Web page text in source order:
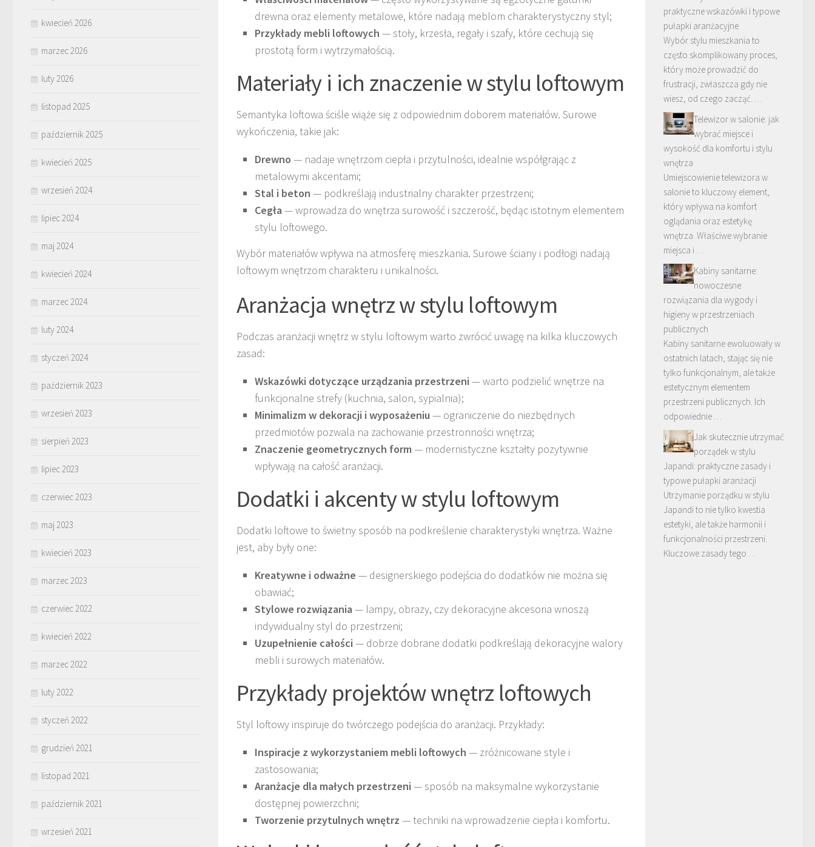
drewna oraz elementy metalowe, które nadają meblom charakterystyczny styl;
Przykłady mebli loftowych — stoły, krzesła, regały i szafy, które cechują się
prostotą form i wytrzymałością.
Materiały i ich znaczenie w stylu loftowym
Semantyka loftowa ściśle wiąże się z odpowiednim doborem materiałów. Surowe
wykończenia, takie jak:
Drewno — nadaje wnętrzom ciepła i przytulności, idealnie współgrając z
metalowymi akcentami;
Stal i beton — podkreślają industrialny charakter przestrzeni;
Cegła — wprowadza do wnętrza surowość i szczerość, będąc istotnym elementem
stylu loftowego.
Wybór materiałów wpływa na atmosferę mieszkania. Surowe ściany i podłogi nadają
loftowym wnętrzom charakteru i unikalności.
Aranżacja wnętrz w stylu loftowym
Podczas aranżacji wnętrz w stylu loftowym warto zwrócić uwagę na kilka kluczowych
zasad:
Wskazówki dotyczące urządzania przestrzeni — warto podzielić wnętrze na
funkcjonalne strefy (kuchnia, salon, sypialnia);
Minimalizm w dekoracji i wyposażeniu — ograniczenie do niezbędnych
przedmiotów pozwala na zachowanie przestronności wnętrza;
Znaczenie geometrycznych form — modernistyczne kształty pozytywnie
wpływają na całość aranżacji.
Dodatki i akcenty w stylu loftowym
Dodatki loftowe to świetny sposób na podkreślenie charakterystyki wnętrza. Ważne
jest, aby były one:
Kreatywne i odważne — designerskiego podejścia do dodatków nie można się
obawiać;
Stylowe rozwiązania — lampy, obrazy, czy dekoracyjne akcesoria wnoszą
indywidualny styl do przestrzeni;
Uzupełnienie całości — dobrze dobrane dodatki podkreślają dekoracyjne walory
mebli i surowych materiałów.
Przykłady projektów wnętrz loftowych
Styl loftowy inspiruje do twórczego podejścia do aranżacji. Przykłady:
Inspiracje z wykorzystaniem mebli loftowych — zróżnicowane style i
zastosowania;
Aranżacje dla małych przestrzeni — sposób na maksymalne wykorzystanie
dostępnej powierzchni;
Tworzenie przytulnych wnętrz — techniki na wprowadzenie ciepła i komfortu.
kwiecień 2026
marzec 2026
luty 2026
listopad 2025
październik 2025
kwiecień 2025
wrzesień 2024
lipiec 2024
maj 2024
kwiecień 2024
marzec 2024
luty 2024
styczeń 2024
październik 2023
wrzesień 2023
sierpień 2023
lipiec 2023
czerwiec 2023
maj 2023
kwiecień 2023
marzec 2023
czerwiec 2022
kwiecień 2022
marzec 2022
luty 2022
styczeń 2022
grudzień 2021
listopad 2021
październik 2021
wrzesień 2021
praktyczne wskazówki i typowe
pułapki aranżacyjne
Wybór stylu mieszkania to
często skomplikowany proces,
który może prowadzić do
frustracji, zwłaszcza gdy nie
wiesz, od czego zacząć. …
Telewizor w salonie: jak
wybrać miejsce i
wysokość dla komfortu i stylu
wnętrza
Umiejscowienie telewizora w
salonie to kluczowy element,
który wpływa na komfort
oglądania oraz estetykę
wnętrza. Właściwe wybranie
miejsca i …
Kabiny sanitarne:
nowoczesne
rozwiązania dla wygody i
higieny w przestrzeniach
publicznych
Kabiny sanitarne ewoluowały w
ostatnich latach, stając się nie
tylko funkcjonalnym, ale także
estetycznym elementem
przestrzeni publicznych. Ich
odpowiednie …
Jak skutecznie utrzymać
porządek w stylu
Japandi: praktyczne zasady i
typowe pułapki aranżacji
Utrzymanie porządku w stylu
Japandi to nie tylko kwestia
estetyki, ale także harmonii i
funkcjonalności przestrzeni.
Kluczowe zasady tego …